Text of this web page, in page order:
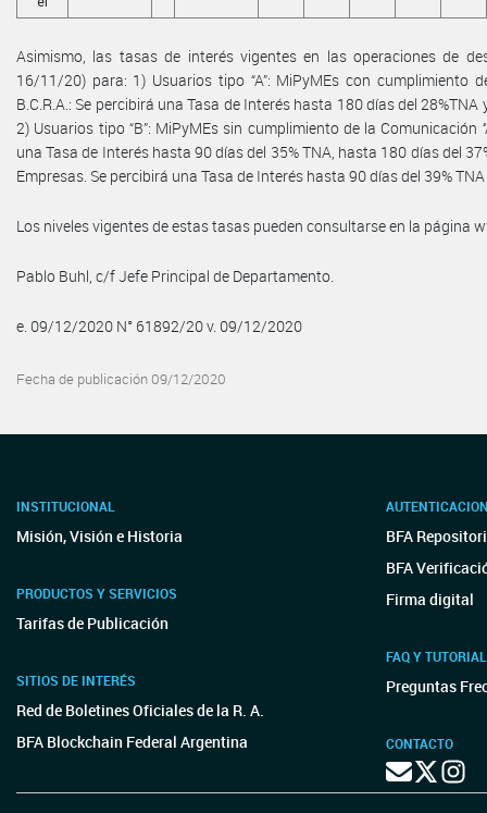
Asimismo, las tasas de interés vigentes en las operaciones de
16/11/20) para: 1) Usuarios tipo “A”: MiPyMEs con cumplimiento de
B.C.R.A.: Se percibirá una Tasa de Interés hasta 180 días del
2) Usuarios tipo “B”: MiPyMEs sin cumplimiento de la Comunicación
una Tasa de Interés hasta 90 días del 35% TNA, hasta 180 días del
Empresas. Se percibirá una Tasa de Interés hasta 90 días del 39%
Los niveles vigentes de estas tasas pueden consultarse en la página
Pablo Buhl, c/f Jefe Principal de Departamento.
e. 09/12/2020 N° 61892/20 v. 09/12/2020
Fecha de publicación 09/12/2020
INSTITUCIONAL
Misión, Visión e Historia
PRODUCTOS Y SERVICIOS
Tarifas de Publicación
SITIOS DE INTERÉS
Red de Boletines Oficiales de la R. A.
BFA Blockchain Federal Argentina
BFA
BFA
Firma digital
FAQ Y
Preguntas
CONTACTO